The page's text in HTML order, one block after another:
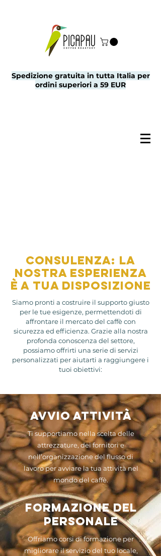
Spedizione gratuita in tutta Italia per
ordini superiori a 59 EUR
CONSULENZA: La
nostra esperienza
è a tua disposizione
Siamo pronti a costruire il supporto giusto
per le tue esigenze, permettendoti di
affrontare il mercato del caffè con
sicurezza ed efficienza. Grazie alla nostra
profonda conoscenza del settore,
possiamo offrirti una serie di servizi
personalizzati per aiutarti a raggiungere i
tuoi obiettivi:
Avvio attività
Ti supportiamo nella scelta delle
attrezzature, dei fornitori e
nell’organizzazione del flusso di
lavoro per avviare la tua attività nel
mondo del caffè.
Formazione del
personale
Offriamo corsi di formazione per
migliorare il servizio del tuo locale,